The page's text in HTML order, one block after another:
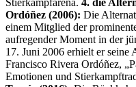
Ordóñez (2006): Die
einem Mitglied der
aufregender Moment in der
17. Juni 2006 erhielt er seine
Francisco Rivera Ordóñez,
Emotionen und